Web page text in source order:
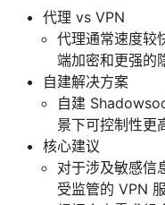
代理 vs VPN
代理通常速度较
端加密和更强的
自建解决方案
自建
景下可控制性更
核心建议
对于涉及敏感信
受监管的 VPN 服